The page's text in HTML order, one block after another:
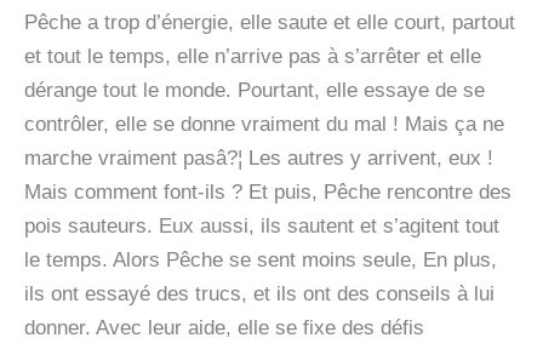
Pêche a trop d’énergie, elle saute et elle court, partout
et tout le temps, elle n’arrive pas à s’arrêter et elle
dérange tout le monde. Pourtant, elle essaye de se
contrôler, elle se donne vraiment du mal ! Mais ça ne
marche vraiment pasâ?¦ Les autres y arrivent, eux !
Mais comment font-ils ? Et puis, Pêche rencontre des
pois sauteurs. Eux aussi, ils sautent et s’agitent tout
le temps. Alors Pêche se sent moins seule, En plus,
ils ont essayé des trucs, et ils ont des conseils à lui
donner. Avec leur aide, elle se fixe des défis